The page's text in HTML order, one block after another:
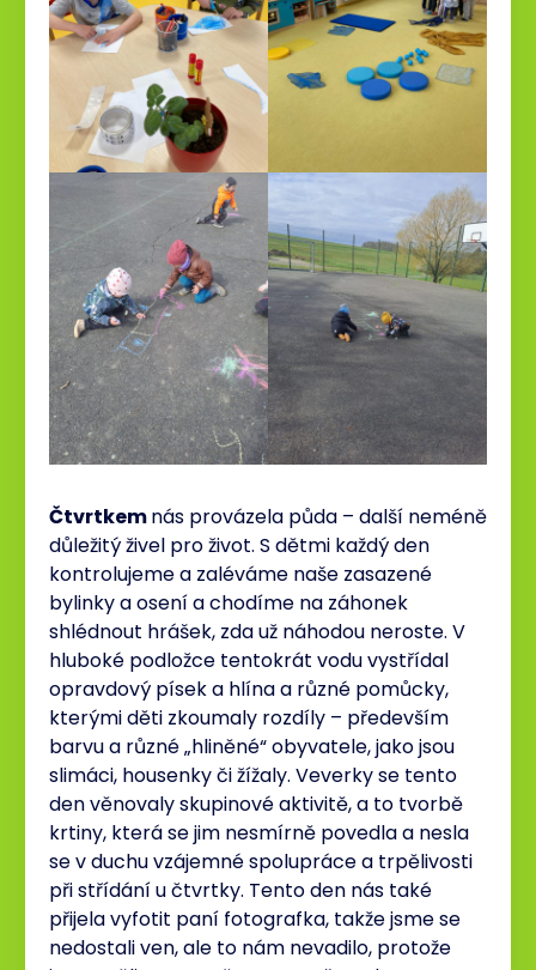
Čtvrtkemnás provázela půda – další neméně
důležitý živel pro život. S dětmi každý den
kontrolujeme a zaléváme naše zasazené
bylinky a osení a chodíme na záhonek
shlédnout hrášek, zda už náhodou neroste. V
hluboké podložce tentokrát vodu vystřídal
opravdový písek a hlína a různé pomůcky,
kterými děti zkoumaly rozdíly – především
barvu a různé „hliněné“ obyvatele, jako jsou
slimáci, housenky či žížaly. Veverky se tento
den věnovaly skupinové aktivitě, a to tvorbě
krtiny, která se jim nesmírně povedla a nesla
se v duchu vzájemné spolupráce a trpělivosti
při střídání u čtvrtky. Tento den nás také
přijela vyfotit paní fotografka, takže jsme se
nedostali ven, ale to nám nevadilo, protože